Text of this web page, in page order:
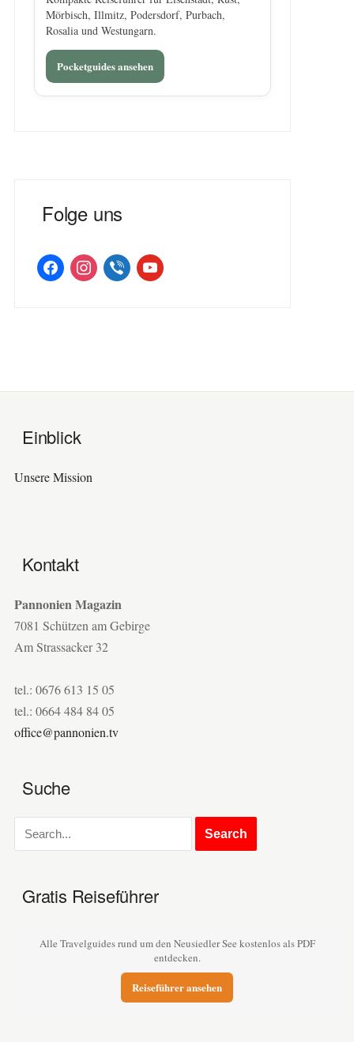
Mörbisch, Illmitz, Podersdorf, Purbach,
Rosalia und Westungarn.
Pocketguides ansehen
Folge uns
facebookinstagramviber youtube
Einblick
Unsere Mission
Kontakt
Pannonien Magazin
7081 Schützen am Gebirge
Am Strassacker 32
tel.: 0676 613 15 05
tel.: 0664 484 84 05
office@pannonien.tv
Suche
Gratis Reiseführer
Alle Travelguides rund um den Neusiedler See kostenlos als PDF
entdecken.
Reiseführer ansehen